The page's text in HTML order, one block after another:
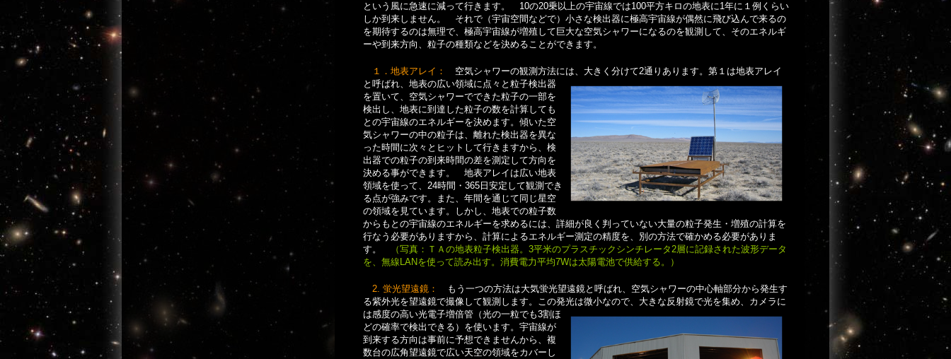
という風に急速に減って行きます。 10の20乗以上の宇宙線では100平方キロの地表に1年に１例くらい
しか到来しません。 それで（宇宙空間などで）小さな検出器に極高宇宙線が偶然に飛び込んで来るの
を期待するのは無理で、極高宇宙線が増殖して巨大な空気シャワーになるのを観測して、そのエネルギ
ーや到来方向、粒子の種類などを決めることができます。
１．地表アレイ： 空気シャワーの観測方法には、 大きく分けて2通りあります。第１は地表アレイ
と呼ばれ、地表の広い領域に点々と粒子検出器
を置いて、空気シャワーでできた粒子の一部を
検出し、地表に到達した粒子の数を計算しても
との宇宙線のエネルギーを決めます。傾いた空
気シャワーの中の粒子は、離れた検出器を異な
った時間に次々とヒットして行きますから、検
出器での粒子の到来時間の差を測定して方向を
決める事ができます。 地表アレイは広い地表
領域を使って、24時間・365日安定して観測でき
る点が強みです。また、年間を通じて同じ星空
の領域を見ています。しかし、地表での粒子数
からもとの宇宙線のエネルギーを求めるには、詳細が良く判っていない大量の粒子発生・増殖の計算を
行なう必要がありますから、計算によるエネルギー測定の精度を、別の方法で確かめる必要がありま
す。
（写真：ＴＡの地表粒子検出器。3平米のプラスチックシンチレータ2層に記録された波形データ
を、無線LANを使って読み出す。消費電力平均7Wは太陽電池で供給する。）
2. 蛍光望遠鏡：
もう一つの方法は大気蛍光望遠鏡と呼ばれ、空気シャワーの中心軸部分から発生す
る紫外光を望遠鏡で撮像して観測します。この発光は微小なので、大きな反射鏡で光を集め、カメラに
は感度の高い光電子増倍管（光の一粒でも3割ほ
どの確率で検出できる）を使います。宇宙線が
到来する方向は事前に予想できませんから、複
数台の広角望遠鏡で広い天空の領域をカバーし